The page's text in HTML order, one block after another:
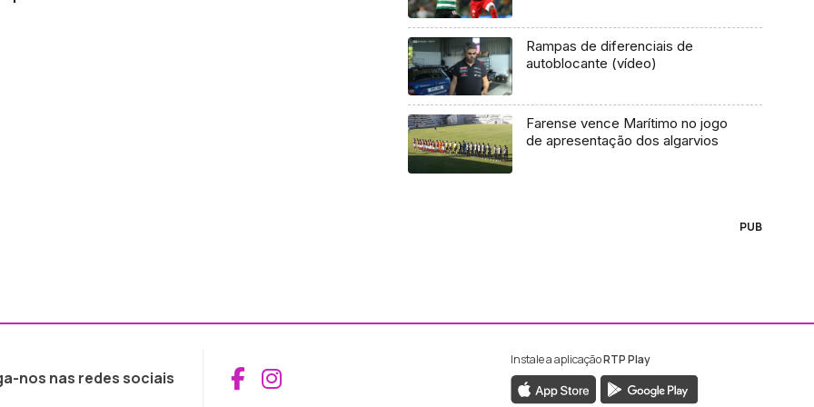
Rampas de diferenciais de
autoblocante (vídeo)
Farense vence Marítimo no jogo
de apresentação dos algarvios
PUB
nos nas redes sociais Aceder ao Facebook da RTP Madeira
Aceder ao Instagram da RTP Madeira
Instale a aplicaçãoRTP Play